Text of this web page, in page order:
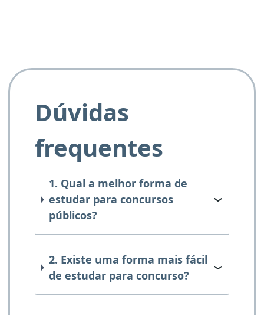
Dúvidas
frequentes
1. Qual a melhor forma de
estudar para concursos
públicos?
2. Existe uma forma mais fácil
de estudar para concurso?